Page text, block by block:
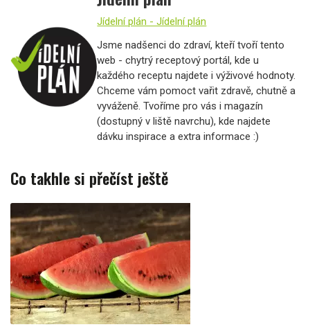
Jídelní plán - Jídelní plán
Jsme nadšenci do zdraví, kteří tvoří tento
web - chytrý receptový portál, kde u
každého receptu najdete i výživové hodnoty.
Chceme vám pomoct vařit zdravě, chutně a
vyváženě. Tvoříme pro vás i magazín
(dostupný v liště navrchu), kde najdete
dávku inspirace a extra informace :)
Co takhle si přečíst ještě